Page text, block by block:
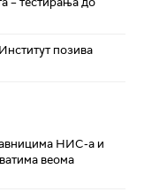
позива
НИС-а и
веома